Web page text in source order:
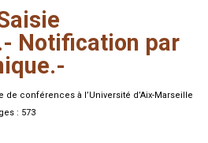
Notification par
de conférences à l’Université d’Aix-Marseille
: 573